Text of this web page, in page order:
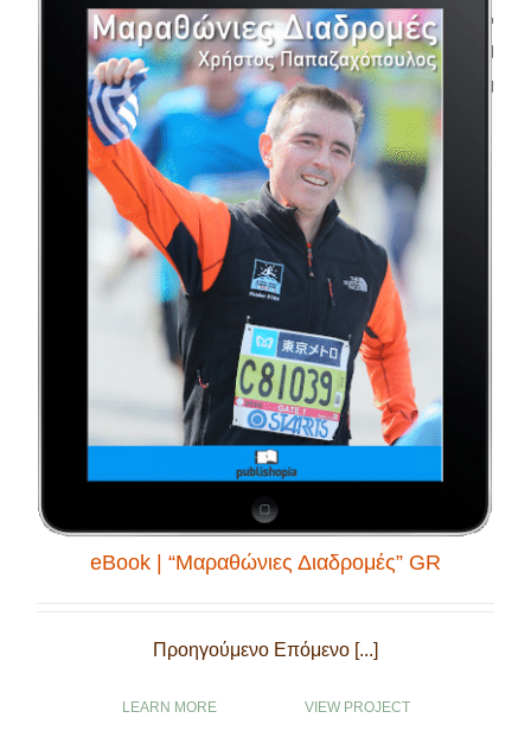
eBook | “Μαραθώνιες Διαδρομές” GR
Προηγούμενο Επόμενο [...]
LEARN MORE VIEW PROJECT